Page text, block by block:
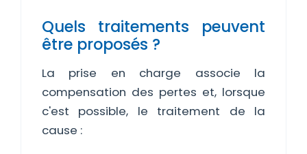
Quels traitements peuvent
être proposés ?
La prise en charge associe la
compensation des pertes et, lorsque
c'est possible, le traitement de la
cause :